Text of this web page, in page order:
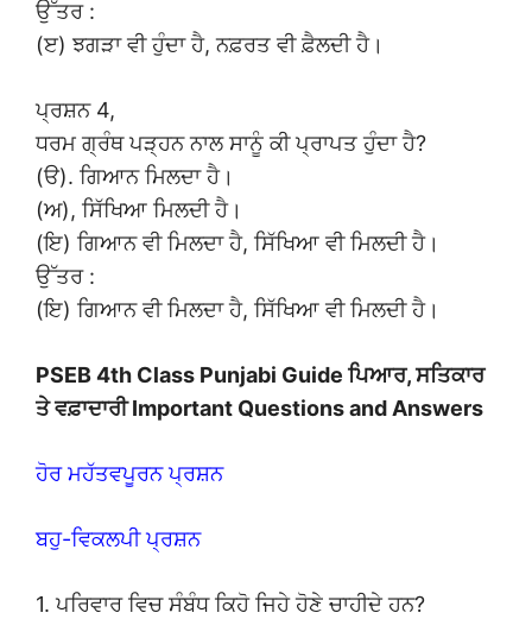
ਉੱਤਰ :
(ੲ) ਝਗੜਾ ਵੀ ਹੁੰਦਾ ਹੈ, ਨਫ਼ਰਤ ਵੀ ਫ਼ੈਲਦੀ ਹੈ।
ਪ੍ਰਸ਼ਨ 4,
ਧਰਮ ਗ੍ਰੰਥ ਪੜ੍ਹਨ ਨਾਲ ਸਾਨੂੰ ਕੀ ਪ੍ਰਾਪਤ ਹੁੰਦਾ ਹੈ?
(ੳ). ਗਿਆਨ ਮਿਲਦਾ ਹੈ।
(ਅ), ਸਿੱਖਿਆ ਮਿਲਦੀ ਹੈ।
(ਇ) ਗਿਆਨ ਵੀ ਮਿਲਦਾ ਹੈ, ਸਿੱਖਿਆ ਵੀ ਮਿਲਦੀ ਹੈ।
ਉੱਤਰ :
(ਇ) ਗਿਆਨ ਵੀ ਮਿਲਦਾ ਹੈ, ਸਿੱਖਿਆ ਵੀ ਮਿਲਦੀ ਹੈ।
PSEB 4th Class Punjabi Guide ਪਿਆਰ, ਸਤਿਕਾਰ
ਤੇ ਵਫ਼ਾਦਾਰੀ Important Questions and Answers
ਹੋਰ ਮਹੱਤਵਪੂਰਨ ਪ੍ਰਸ਼ਨ
ਬਹੁ-ਵਿਕਲਪੀ ਪ੍ਰਸ਼ਨ
1. ਪਰਿਵਾਰ ਵਿਚ ਸੰਬੰਧ ਕਿਹੋ ਜਿਹੇ ਹੋਣੇ ਚਾਹੀਦੇ ਹਨ?